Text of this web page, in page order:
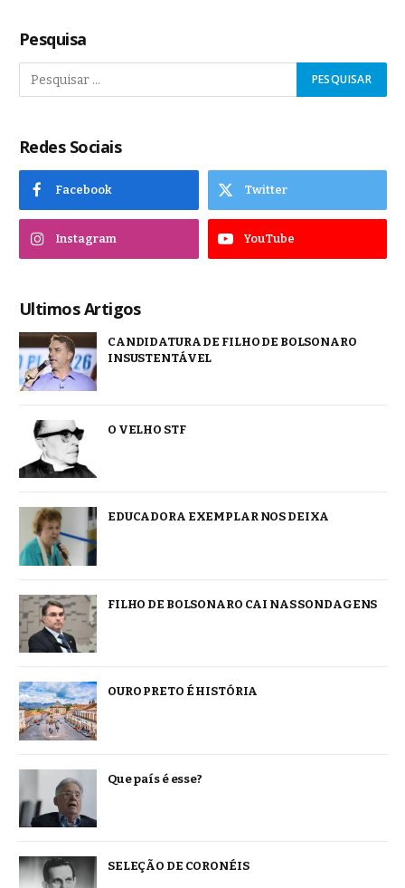
Pesquisa
Redes Sociais
Facebook Twitter
Instagram YouTube
Ultimos Artigos
CANDIDATURA DE FILHO DE BOLSONARO
INSUSTENTÁVEL
O VELHO STF
EDUCADORA EXEMPLAR NOS DEIXA
FILHO DE BOLSONARO CAI NAS SONDAGENS
OURO PRETO É HISTÓRIA
Que país é esse?
SELEÇÃO DE CORONÉIS